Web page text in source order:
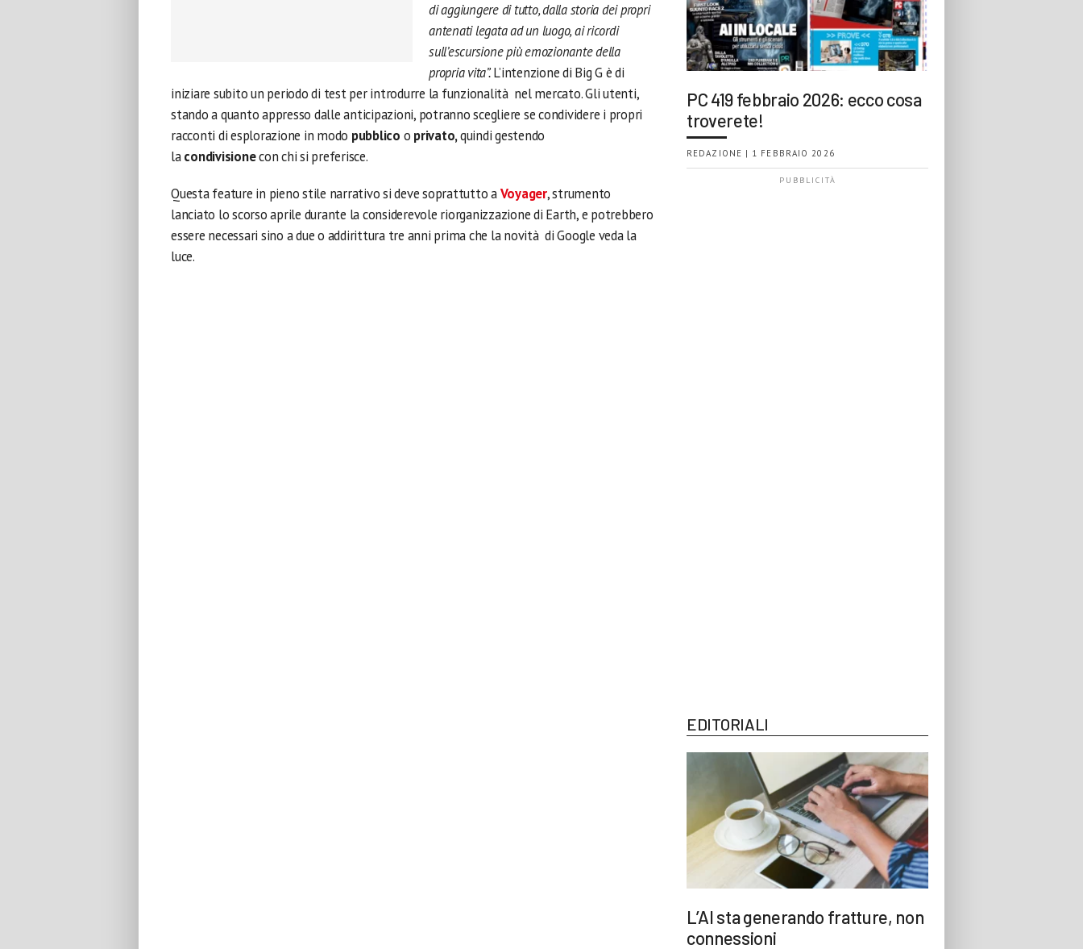
di aggiungere di tutto, dalla storia dei propri
antenati legata ad un luogo, ai ricordi
sull’escursione più emozionante della
propria vita”.L’intenzione di Big G è di
iniziare subito un periodo di test per introdurre la funzionalità nel mercato. Gli utenti,
stando a quanto appresso dalle anticipazioni, potranno scegliere se condividere i propri
racconti di esplorazione in modo pubblico o privato,quindi gestendo
lacondivisionecon chi si preferisce.
Questa feature in pieno stile narrativo si deve soprattutto aVoyager, strumento
lanciato lo scorso aprile durante la considerevole riorganizzazione di Earth, e potrebbero
essere necessari sino a due o addirittura tre anni prima che la novità di Google veda la
luce.
PC 419 febbraio 2026: ecco cosa
troverete!
REDAZIONE | 1 FEBBRAIO 2026
EDITORIALI
L’AI sta generando fratture, non
connessioni